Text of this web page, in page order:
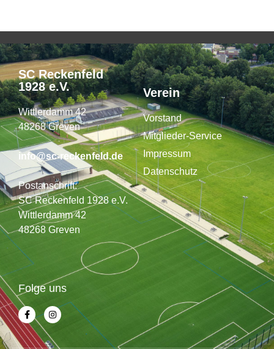
SC Reckenfeld
1928 e.V.
Wittlerdamm 42
48268 Greven
info@sc-reckenfeld.de
Postanschrift:
SC Reckenfeld 1928 e.V.
Wittlerdamm 42
48268 Greven
Verein
Vorstand
Mitglieder-Service
Impressum
Datenschutz
Folge uns